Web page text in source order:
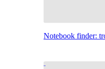
Notebook finder: